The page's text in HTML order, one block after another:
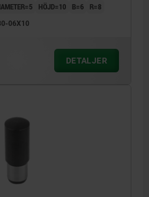
HÖJD=10 B=6 R=8
06X10
DETALJER